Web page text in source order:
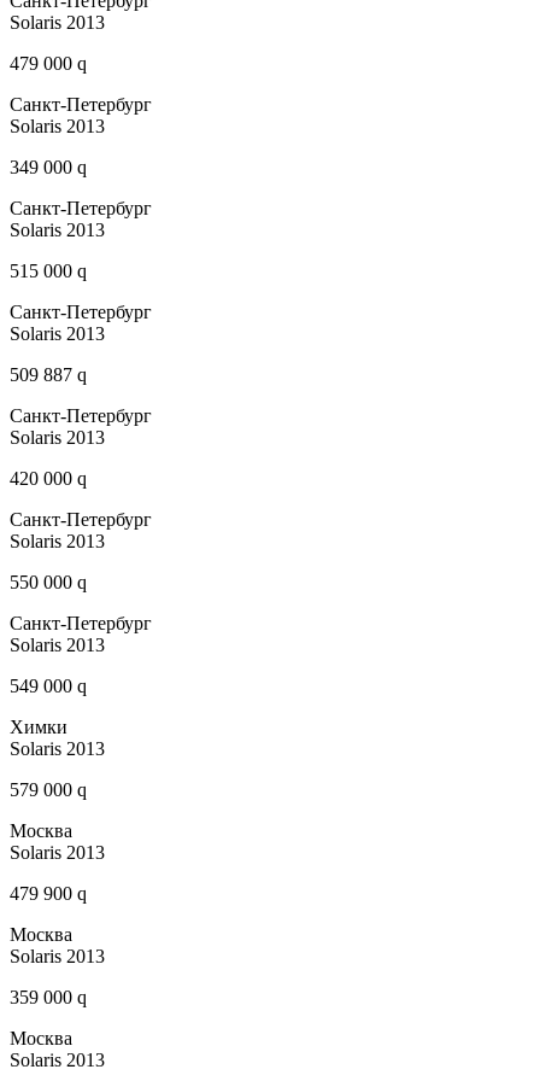
Solaris 2013
479 000 q
Санкт-Петербург
Solaris 2013
349 000 q
Санкт-Петербург
Solaris 2013
515 000 q
Санкт-Петербург
Solaris 2013
509 887 q
Санкт-Петербург
Solaris 2013
420 000 q
Санкт-Петербург
Solaris 2013
550 000 q
Санкт-Петербург
Solaris 2013
549 000 q
Химки
Solaris 2013
579 000 q
Москва
Solaris 2013
479 900 q
Москва
Solaris 2013
359 000 q
Москва
Solaris 2013